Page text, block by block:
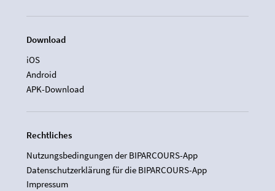
Download
iOS
Android
APK-Download
Rechtliches
Nutzungsbedingungen der BIPARCOURS-App
Datenschutzerklärung für die BIPARCOURS-App
Impressum